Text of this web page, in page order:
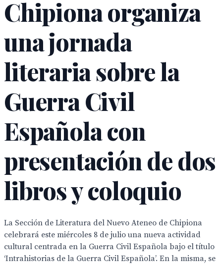
Chipiona organiza
una jornada
literaria sobre la
Guerra Civil
Española con
presentación de dos
libros y coloquio
La Sección de Literatura del Nuevo Ateneo de Chipiona
celebrará este miércoles 8 de julio una nueva actividad
cultural centrada en la Guerra Civil Española bajo el título
‘Intrahistorias de la Guerra Civil Española’. En la misma, se